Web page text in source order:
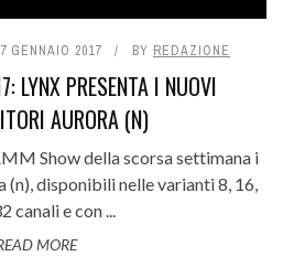
GENNAIO 2017 BY REDAZIONE
LYNX PRESENTA I NUOVI
AURORA (N)
Show della scorsa settimana i
disponibili nelle varianti 8, 16,
canali e con ...
MORE